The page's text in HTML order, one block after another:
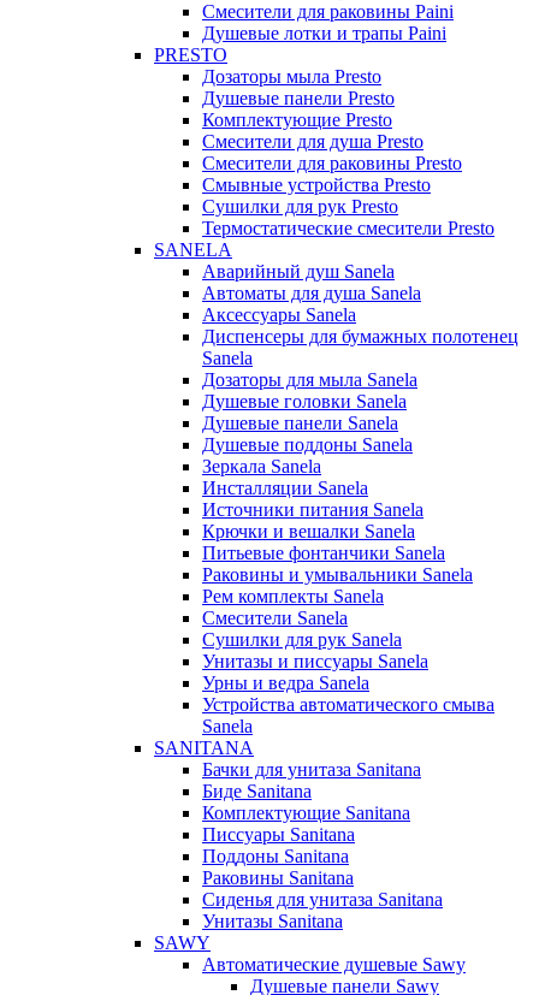
Смесители для раковины Paini
Душевые лотки и трапы Paini
PRESTO
Дозаторы мыла Presto
Душевые панели Presto
Комплектующие Presto
Смесители для душа Presto
Смесители для раковины Presto
Смывные устройства Presto
Сушилки для рук Presto
Термостатические смесители Presto
SANELA
Аварийный душ Sanela
Автоматы для душа Sanela
Аксессуары Sanela
Диспенсеры для бумажных полотенец
Sanela
Дозаторы для мыла Sanela
Душевые головки Sanela
Душевые панели Sanela
Душевые поддоны Sanela
Зеркала Sanela
Инсталляции Sanela
Источники питания Sanela
Крючки и вешалки Sanela
Питьевые фонтанчики Sanela
Раковины и умывальники Sanela
Рем комплекты Sanela
Смесители Sanela
Сушилки для рук Sanela
Унитазы и писсуары Sanela
Урны и ведра Sanela
Устройства автоматического смыва
Sanela
SANITANA
Бачки для унитаза Sanitana
Биде Sanitana
Комплектующие Sanitana
Писсуары Sanitana
Поддоны Sanitana
Раковины Sanitana
Сиденья для унитаза Sanitana
Унитазы Sanitana
SAWY
Автоматические душевые Sawy
Душевые панели Sawy